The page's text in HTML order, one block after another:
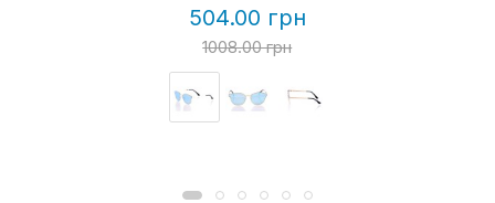
504.00 грн
1008.00 грн